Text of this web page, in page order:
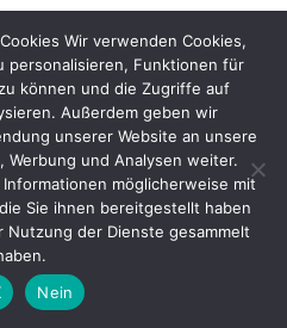
Wir verwenden Cookies,
personalisieren, Funktionen für
können und die Zugriffe auf
Außerdem geben wir
unserer Website an unsere
Werbung und Analysen weiter.
möglicherweise mit
Sie ihnen bereitgestellt haben
Nutzung der Dienste gesammelt
Nein